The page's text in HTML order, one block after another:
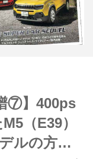
⑦】400ps
（E39）
ルの方向